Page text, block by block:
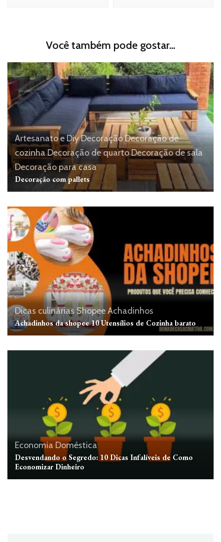
Você também pode gostar...
Artesanato e DiyDecoraçãoDecoração de
cozinhaDecoração de quartoDecoração de sala
Decoração para casa
Decoração com pallets
Dicas culinárias Shopee Achadinhos
Achadinhos da shopee 10 Utensílios de Cozinha barato
Economia Doméstica
Desvendando o Segredo: 10 Dicas Infalíveis de Como
Economizar Dinheiro